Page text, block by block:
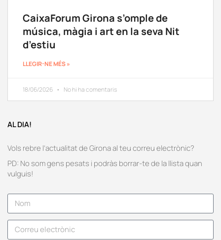
CaixaForum Girona s’omple de
música, màgia i art en la seva Nit
d’estiu
LLEGIR-NE MÉS »
18/06/2026 No hi ha comentaris
AL DIA!
Vols rebre l’actualitat de Girona al teu correu electrònic?
PD: No som gens pesats i podràs borrar-te de la llista quan
vulguis!